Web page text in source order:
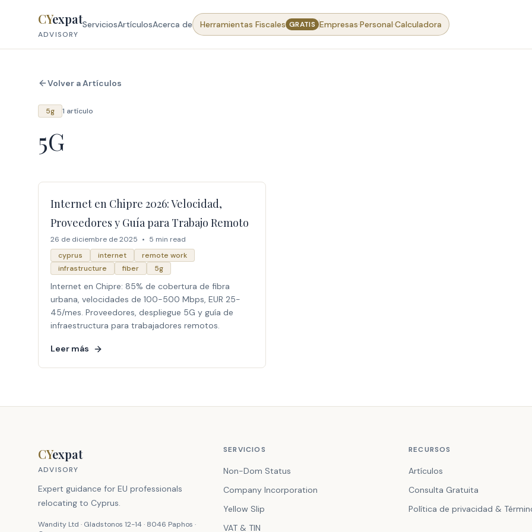
CYexpat
ADVISORY
ServiciosArtículosAcerca de Herramientas Fiscales GRATIS Empresas·Personal·Calculadora
Volver a Artículos
5g 1 artículo
5G
Internet en Chipre 2026: Velocidad,
Proveedores y Guía para Trabajo Remoto
26 de diciembre de 2025 • 5 min read
cyprus
internet
remote work
infrastructure
fiber 5g
Internet en Chipre: 85% de cobertura de fibra
urbana, velocidades de 100-500 Mbps, EUR 25-
45/mes. Proveedores, despliegue 5G y guía de
infraestructura para trabajadores remotos.
Leer más
CYexpat
ADVISORY
Expert guidance for EU professionals
relocating to Cyprus.
Wandity Ltd · Gladstonos 12-14 · 8046 Paphos ·
SERVICIOS
Non-Dom Status
Company Incorporation
Yellow Slip
VAT & TIN
RECURSOS
Artículos
Consulta Gratuita
Política de privacidad &